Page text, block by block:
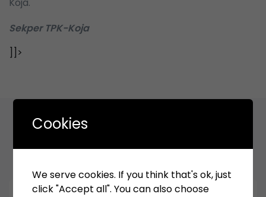
Sekper TPK-Koja
]]>
Related Articles
Cookies
We serve cookies. If you think that's ok, just
click "Accept all". You can also choose